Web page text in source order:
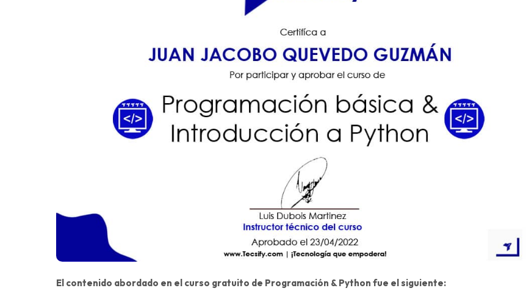
El contenido abordado en el curso gratuito de Programación & Python fue el siguiente: